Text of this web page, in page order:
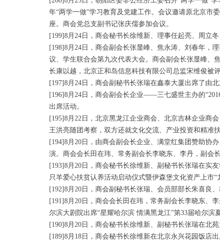
年“两学一做”学习教育及党建工作。会议邀请原北京
座。商会党总支副书记张庆儒参加会议。
[199]8月24日，商会秘书长徐维新、理事任起亮、周立
[198]8月24日，商会副会长张显峰、焦永涛、刘春年，
议、学生联合会第九次代表大会。商会副会长张显峰、
长康以越，北京正和岛信息科技有限公司总监宋维俊被
[197]8月24日，商会副秘书长张瑞在鑫泰大厦出席了由
[196]8月24日，商会副会长企业——三七盛世主办的
出席活动。
[195]8月22日，北京黑龙江企业商会、北京吉林企业商
王洪亮随团考察，双方还就文化交流、产业投资和精准
[194]8月20日，由商会副会长企业、满堂红集团赞助协
演。商会会长田在玮、常务副会长李晓东、李丹，副会
[193]8月20日，商会秘书长徐维新、副秘书长张瑞在实
只羊爱心扶贫认养活动启动仪式暨伊森堡文化资产上市
[192]8月20日，商会副秘书长张瑞、会员部部长朱喜
[191]8月20日，商会会长田在玮，常务副会长李晓东、
尔滨大剧院出席“星耀哈尔滨 情满黑龙江”第33届哈尔滨
[190]8月20日，商会秘书长徐维新、副秘书长张瑞在北
[189]8月18日，商会秘书长徐维新在北京永兴花园饭店